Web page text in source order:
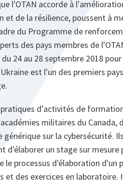
l'OTAN accorde à
et de la résilience, poussent à
du Programme de
des pays membres de
24 au 28 septembre 2018
est l'un des premiers
d'activités de
militaires du Canada,
sur la cybersécurité.
d'élaborer un stage sur
le processus d'élaboration
et des exercices en laboratoire.